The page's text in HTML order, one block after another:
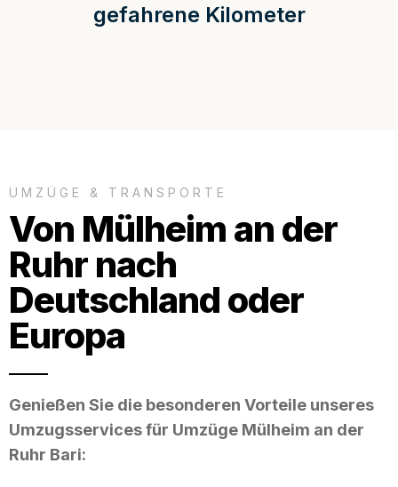
gefahrene Kilometer
UMZÜGE & TRANSPORTE
Von Mülheim an der
Ruhr nach
Deutschland oder
Europa
Genießen Sie die besonderen Vorteile unseres
Umzugsservices für Umzüge Mülheim an der
Ruhr Bari: